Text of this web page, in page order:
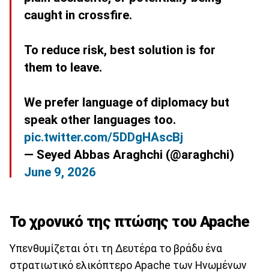
caught in crossfire.
To reduce risk, best solution is for
them to leave.
We prefer language of diplomacy but
speak other languages too.
pic.twitter.com/5DDgHAscBj
— Seyed Abbas Araghchi (@araghchi)
June 9, 2026
Το χρονικό της πτώσης του Apache
Υπενθυμίζεται ότι τη Δευτέρα το βράδυ ένα
στρατιωτικό ελικόπτερο Apache των Ηνωμένων